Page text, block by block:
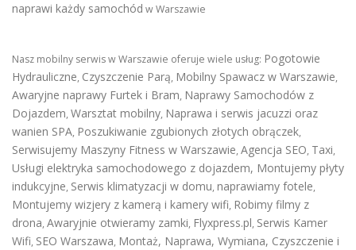
naprawi każdy samochód w Warszawie
Nasz mobilny serwis w Warszawie oferuje wiele usług: Pogotowie
Hydrauliczne, Czyszczenie Parą, Mobilny Spawacz w Warszawie,
Awaryjne naprawy Furtek i Bram, Naprawy Samochodów z
Dojazdem, Warsztat mobilny, Naprawa i serwis jacuzzi oraz
wanien SPA, Poszukiwanie zgubionych złotych obrączek,
Serwisujemy Maszyny Fitness w Warszawie, Agencja SEO, Taxi,
Usługi elektryka samochodowego z dojazdem, Montujemy płyty
indukcyjne, Serwis klimatyzacji w domu, naprawiamy fotele,
Montujemy wizjery z kamerą i kamery wifi, Robimy filmy z
drona, Awaryjnie otwieramy zamki, Flyxpress.pl, Serwis Kamer
Wifi, SEO Warszawa, Montaż, Naprawa, Wymiana, Czyszczenie i